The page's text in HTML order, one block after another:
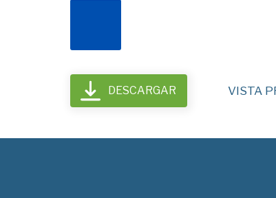
DESCARGAR VISTA